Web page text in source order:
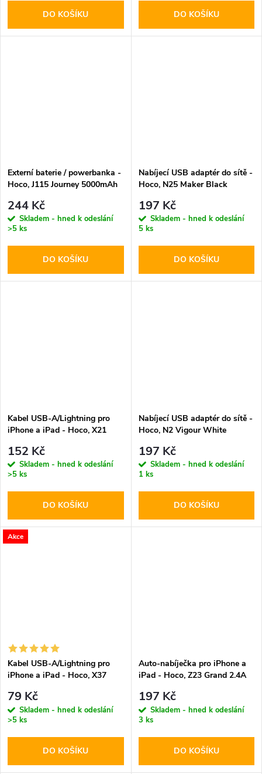
DO KOŠÍKU DO KOŠÍKU
Externí baterie / powerbanka -
Hoco, J115 Journey 5000mAh
244 Kč
Skladem - hned k odeslání
>5 ks
DO KOŠÍKU
Nabíjecí USB adaptér do sítě -
Hoco, N25 Maker Black
197 Kč
Skladem - hned k odeslání
5 ks
DO KOŠÍKU
Kabel USB-A/Lightning pro
iPhone a iPad - Hoco, X21
152 Kč
Skladem - hned k odeslání
>5 ks
DO KOŠÍKU
Nabíjecí USB adaptér do sítě -
Hoco, N2 Vigour White
197 Kč
Skladem - hned k odeslání
1 ks
DO KOŠÍKU
Akce
Kabel USB-A/Lightning pro
iPhone a iPad - Hoco, X37
79 Kč
Skladem - hned k odeslání
>5 ks
DO KOŠÍKU
Auto-nabíječka pro iPhone a
iPad - Hoco, Z23 Grand 2.4A
197 Kč
Skladem - hned k odeslání
3 ks
DO KOŠÍKU